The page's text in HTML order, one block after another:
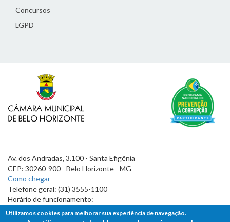
Concursos
LGPD
Av. dos Andradas, 3.100 - Santa Efigênia
CEP: 30260-900 - Belo Horizonte - MG
Como chegar
Telefone geral: (31) 3555-1100
Horário de funcionamento:
7h às 19h
Utilizamos cookies para melhorar sua experiência de navegação.